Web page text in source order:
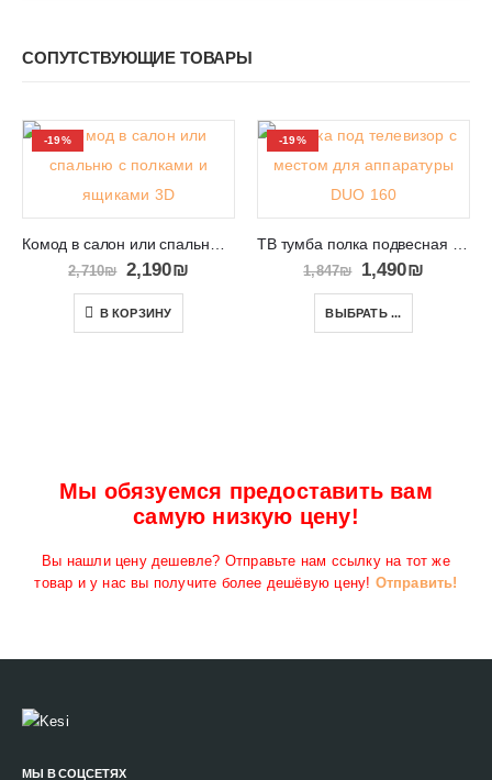
СОПУТСТВУЮЩИЕ ТОВАРЫ
-19%
Комод в салон или спальню с полками и ящиками 3D
2,710₪ 2,190₪
В КОРЗИНУ
-19%
ТВ тумба полка подвесная с ящиками и платформой DUO 160
1,847₪ 1,490₪
ВЫБРАТЬ ...
Мы обязуемся предоставить вам
самую низкую цену!
Вы нашли цену дешевле? Отправьте нам ссылку на тот же
товар и у нас вы получите более дешёвую цену! Отправить!
МЫ В СОЦСЕТЯХ